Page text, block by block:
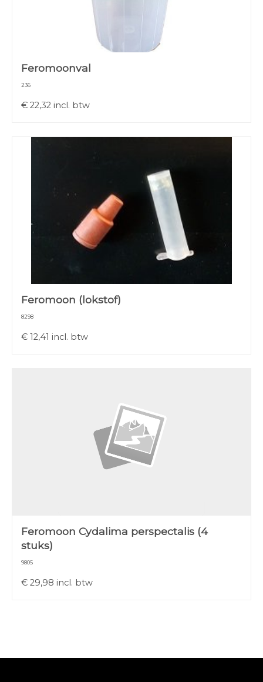
Feromoonval
236
€ 22,32 incl. btw
Feromoon (lokstof)
8298
€ 12,41 incl. btw
Feromoon Cydalima perspectalis (4
stuks)
9805
€ 29,98 incl. btw